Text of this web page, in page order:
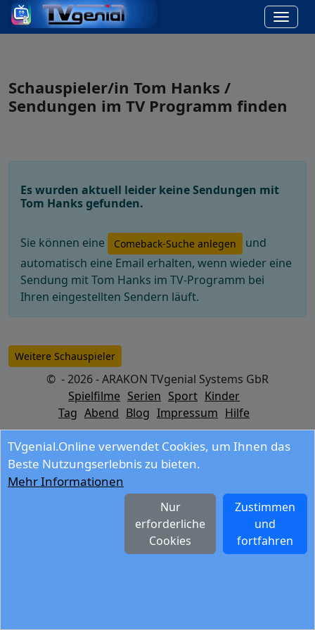
TVgenial.Online verwendet Cookies, um Ihnen das
Beste Nutzungserlebnis zu bieten.
Mehr Informationen
Zustimmen
und
fortfahren
Nur
erforderliche
Cookies
Schauspieler/in Tom Hanks /
Sendungen im TV Programm finden
Es wurden aktuell leider keine Sendungen mit
Tom Hanks gefunden.
Sie können eine Comeback-Suche anlegen
und
automatisch eine Email erhalten, wenn wieder eine
Sendung mit Tom Hanks im TV-Programm bei
Ihren eingestellten Sendern läuft.
Weitere Schauspieler
© - 2026 - ARAKON TVgenial Systems GbR
Spielfilme Serien Sport Kinder
Tag Abend Blog Impressum Hilfe